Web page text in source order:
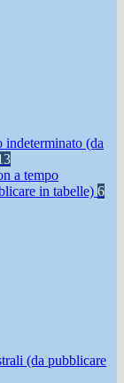
indeterminato (da
a tempo
in tabelle) 6
(da pubblicare